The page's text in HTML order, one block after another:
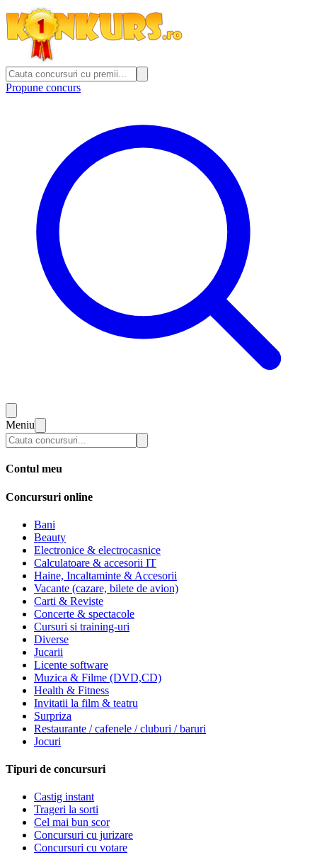
Propune concurs
Meniu
Contul meu
Concursuri online
Bani
Beauty
Electronice & electrocasnice
Calculatoare & accesorii IT
Haine, Incaltaminte & Accesorii
Vacante (cazare, bilete de avion)
Carti & Reviste
Concerte & spectacole
Cursuri si training-uri
Diverse
Jucarii
Licente software
Muzica & Filme (DVD,CD)
Health & Fitness
Invitatii la film & teatru
Surpriza
Restaurante / cafenele / cluburi / baruri
Jocuri
Tipuri de concursuri
Castig instant
Trageri la sorti
Cel mai bun scor
Concursuri cu jurizare
Concursuri cu votare